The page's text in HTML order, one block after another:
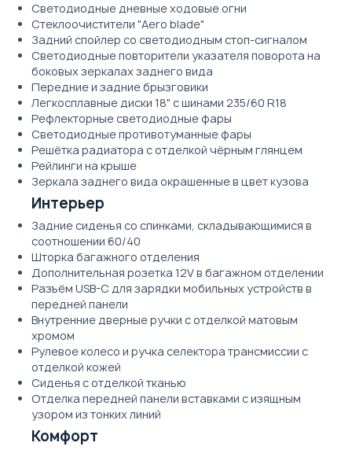
Светодиодные дневные ходовые огни
Cтеклоочистители "Aero blade"
Задний спойлер со светодиодным стоп-сигналом
Cветодиодные повторители указателя поворота на
боковых зеркалах заднего вида
Передние и задние брызговики
Легкосплавные диски 18" с шинами 235/60 R18
Рефлекторные светодиодные фары
Светодиодные противотуманные фары
Решётка радиатора с отделкой чёрным глянцем
Рейлинги на крыше
Зеркала заднего вида окрашенные в цвет кузова
Интерьер
Задние сиденья со спинками, складывающимися в
соотношении 60/40
Шторка багажного отделения
Дополнительная розетка 12V в багажном отделении
Разъём USB-C для зарядки мобильных устройств в
передней панели
Внутренние дверные ручки с отделкой матовым
хромом
Рулевое колесо и ручка селектора трансмиссии с
отделкой кожей
Сиденья с отделкой тканью
Отделка передней панели вставками с изящным
узором из тонких линий
Комфорт